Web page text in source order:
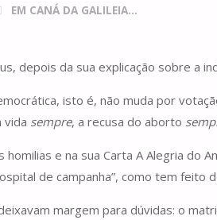
EM CANÁ DA GALILEIA...
depois da sua explicação sobre a
isto é, não muda por
vida sempre, a recusa do aborto
homilias e na sua Carta A Alegria
de campanha”, como tem feito
margem para dúvidas: o